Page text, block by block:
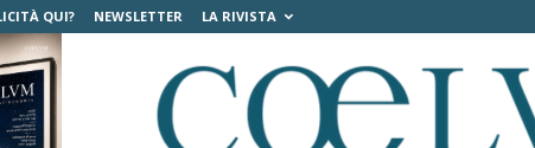
QUI? NEWSLETTER LA RIVISTA